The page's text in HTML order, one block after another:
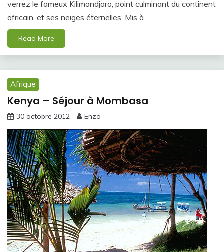
verrez le fameux Kilimandjaro, point culminant du continent
africain, et ses neiges éternelles. Mis à
Read More
Afrique
Kenya – Séjour à Mombasa
30 octobre 2012 Enzo